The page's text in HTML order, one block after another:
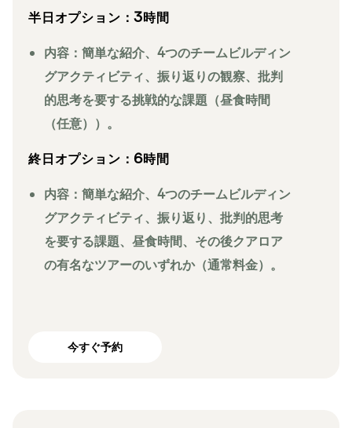
半日オプション：3時間
内容：簡単な紹介、4つのチームビルディン
グアクティビティ、振り返りの観察、批判
的思考を要する挑戦的な課題（昼食時間
（任意））。
終日オプション：6時間
内容：簡単な紹介、4つのチームビルディン
グアクティビティ、振り返り、批判的思考
を要する課題、昼食時間、その後クアロア
の有名なツアーのいずれか（通常料金）。
今すぐ予約